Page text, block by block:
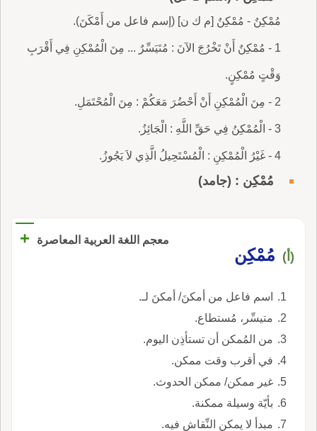
مُمْكِنٌ - مُمْكِنٌ [م ك ن] (إسم فاعل من أَمْكَنَ).
1 - مُمْكِنٌ أَنْ تَخْرُجَ الآنَ : مُتَيَسِّرٌ ... مِنَ الْمُمْكِنِ فِي أَقْرَبِ
وَقْتٍ مُمْكِنٍ.
2 - مِنَ الْمُمْكِنِ أَنْ أَحْضُرَ مَعَكُمْ : مِنَ الْمُحْتَمَلِ.
3 - الْمُمْكِنُ فِي حَقِّ اللَّهِ : الْجَائِزُ.
4 - غَيْرُ الْمُمْكِنِ : الْمُسْتَحِيلُ الَّذِي لاَ يَجُوزُ.
مُمْكِن : (جامد)
معجم اللغة العربية المعاصرة +
(أ) مُمْكِن
اسم فاعل من أمكنَ/ أمكنَ لـ.
متيسِّر، مُستطاع.
من المُمكن أن تستأذِن اليوم.
في أقرب وقت ممكن.
غير ممكن/ ممكن الحدوث.
بأيّة وسيلة ممكنة.
مبدأ لا يمكن النِّقاش فيه.